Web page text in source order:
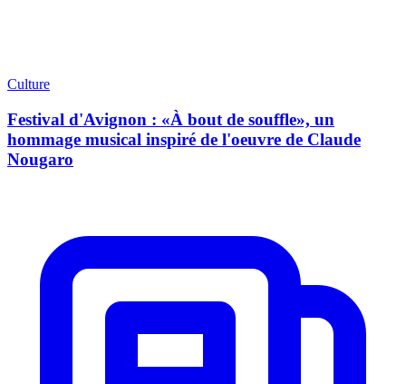
Culture
Festival d'Avignon : «À bout de souffle», un
hommage musical inspiré de l'oeuvre de Claude
Nougaro